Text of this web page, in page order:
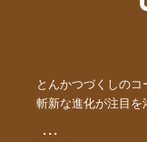
とんかつづくしのコ
斬新な進化が注目を
・・・